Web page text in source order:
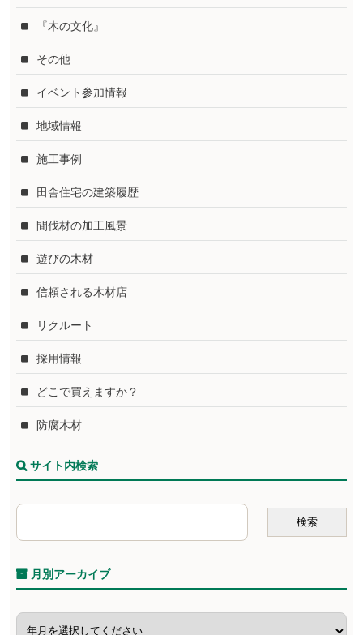
『木の文化』
その他
イベント参加情報
地域情報
施工事例
田舎住宅の建築履歴
間伐材の加工風景
遊びの木材
信頼される木材店
リクルート
採用情報
どこで買えますか？
防腐木材
サイト内検索
月別アーカイブ